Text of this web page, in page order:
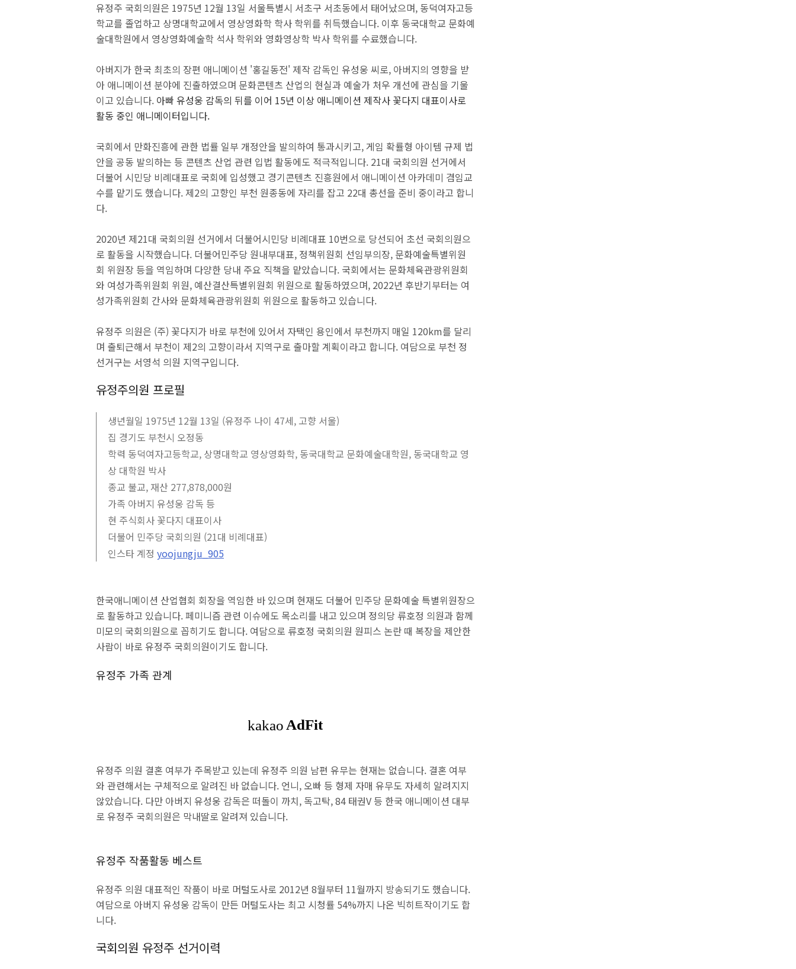
유정주 국회의원은 1975년 12월 13일 서울특별시 서초구 서초동에서 태어났으며, 동덕여자고등
학교를 졸업하고 상명대학교에서 영상영화학 학사 학위를 취득했습니다. 이후 동국대학교 문화예
술대학원에서 영상영화예술학 석사 학위와 영화영상학 박사 학위를 수료했습니다.
아버지가 한국 최초의 장편 애니메이션 '홍길동전' 제작 감독인 유성웅 씨로, 아버지의 영향을 받
아 애니메이션 분야에 진출하였으며 문화콘텐츠 산업의 현실과 예술가 처우 개선에 관심을 기울
이고 있습니다. 아빠 유성웅 감독의 뒤를 이어 15년 이상 애니메이션 제작사 꽃다지 대표이사로
활동 중인 애니메이터입니다.
국회에서 만화진흥에 관한 법률 일부 개정안을 발의하여 통과시키고, 게임 확률형 아이템 규제 법
안을 공동 발의하는 등 콘텐츠 산업 관련 입법 활동에도 적극적입니다. 21대 국회의원 선거에서
더불어 시민당 비례대표로 국회에 입성했고 경기콘텐츠 진흥원에서 애니메이션 아카데미 겸임교
수를 맡기도 했습니다. 제2의 고향인 부천 원종동에 자리를 잡고 22대 총선을 준비 중이라고 합니
다.
2020년 제21대 국회의원 선거에서 더불어시민당 비례대표 10번으로 당선되어 초선 국회의원으
로 활동을 시작했습니다. 더불어민주당 원내부대표, 정책위원회 선임부의장, 문화예술특별위원
회 위원장 등을 역임하며 다양한 당내 주요 직책을 맡았습니다. 국회에서는 문화체육관광위원회
와 여성가족위원회 위원, 예산결산특별위원회 위원으로 활동하였으며, 2022년 후반기부터는 여
성가족위원회 간사와 문화체육관광위원회 위원으로 활동하고 있습니다.
유정주 의원은 (주) 꽃다지가 바로 부천에 있어서 자택인 용인에서 부천까지 매일 120km를 달리
며 출퇴근해서 부천이 제2의 고향이라서 지역구로 출마할 계획이라고 합니다. 여담으로 부천 정
선거구는 서영석 의원 지역구입니다.
유정주의원 프로필
생년월일 1975년 12월 13일 (유정주 나이 47세, 고향 서울)
집 경기도 부천시 오정동
학력 동덕여자고등학교, 상명대학교 영상영화학, 동국대학교 문화예술대학원, 동국대학교 영
상 대학원 박사
종교 불교, 재산 277,878,000원
가족 아버지 유성웅 감독 등
현 주식회사 꽃다지 대표이사
더불어 민주당 국회의원 (21대 비례대표)
인스타 계정 yoojungju_905
한국애니메이션 산업협회 회장을 역임한 바 있으며 현재도 더불어 민주당 문화예술 특별위원장으
로 활동하고 있습니다. 페미니즘 관련 이슈에도 목소리를 내고 있으며 정의당 류호정 의원과 함께
미모의 국회의원으로 꼽히기도 합니다. 여담으로 류호정 국회의원 원피스 논란 때 복장을 제안한
사람이 바로 유정주 국회의원이기도 합니다.
유정주 가족 관계
유정주 의원 결혼 여부가 주목받고 있는데 유정주 의원 남편 유무는 현재는 없습니다. 결혼 여부
와 관련해서는 구체적으로 알려진 바 없습니다. 언니, 오빠 등 형제 자매 유무도 자세히 알려지지
않았습니다. 다만 아버지 유성웅 감독은 떠돌이 까치, 독고탁, 84 태권V 등 한국 애니메이션 대부
로 유정주 국회의원은 막내딸로 알려져 있습니다.
유정주 작품활동 베스트
유정주 의원 대표적인 작품이 바로 머털도사로 2012년 8월부터 11월까지 방송되기도 했습니다.
여담으로 아버지 유성웅 감독이 만든 머털도사는 최고 시청률 54%까지 나온 빅히트작이기도 합
니다.
국회의원 유정주 선거이력